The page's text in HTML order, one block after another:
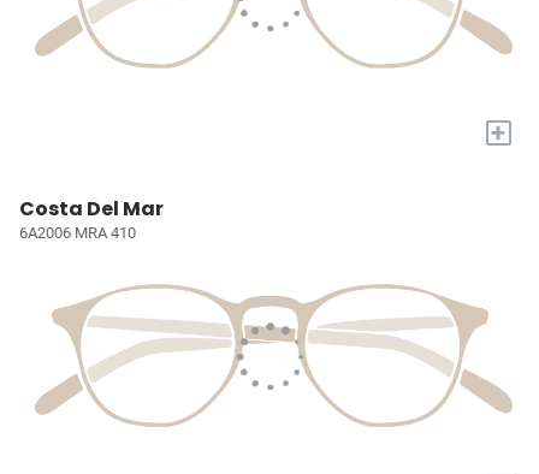
+
Costa Del Mar
6A2006 MRA 410